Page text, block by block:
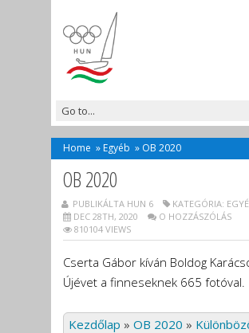
Home » Egyéb » OB 2020
OB 2020
PUBLIKÁLTA HUN 6 KATEGÓRIA:
DEC 28TH, 2020
O HOZZÁSZÓLÁS
810104 VIEWS
Cserta Gábor kíván Boldog
Újévet a finneseknek 665 fotóval.
Kezdőlap » OB 2020 »